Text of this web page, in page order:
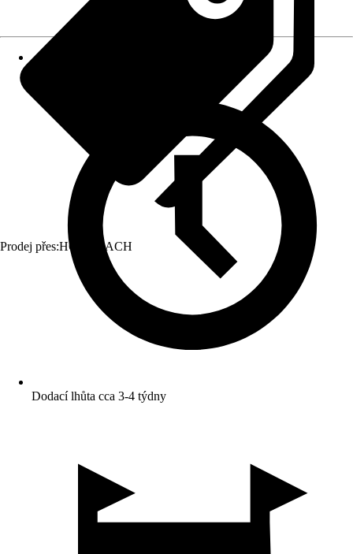
Prodej přes:HORNBACH
Dodací lhůta cca 3-4 týdny